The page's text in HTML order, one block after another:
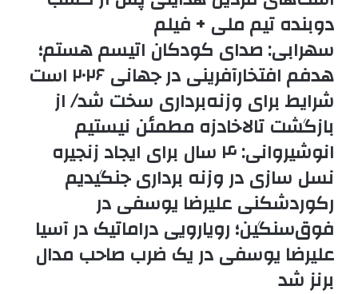
دوبنده تیم ملی + فیلم
سهرابی: صدای کودکان اتیسم هستم؛
هدفم افتخارآفرینی در جهانی ۲۰۲۶ است
شرایط برای وزنه‌برداری سخت شد/ از
بازگشت تالاخادزه مطمئن نیستیم
انوشیروانی: ۴ سال برای ایجاد زنجیره
نسل سازی در وزنه برداری جنگیدیم
رکوردشکنی علیرضا یوسفی در
فوق‌سنگین؛ رویارویی دراماتیک در آسیا
علیرضا یوسفی در یک ضرب صاحب مدال
برنز شد